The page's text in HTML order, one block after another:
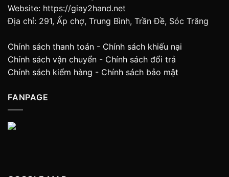
Website: https://giay2hand.net
Địa chỉ: 291, Ấp chợ, Trung Bình, Trần Đề, Sóc Trăng
Chính sách thanh toán - Chính sách khiếu nại
Chính sách vận chuyển - Chính sách đổi trả
Chính sách kiểm hàng - Chính sách bảo mật
FANPAGE